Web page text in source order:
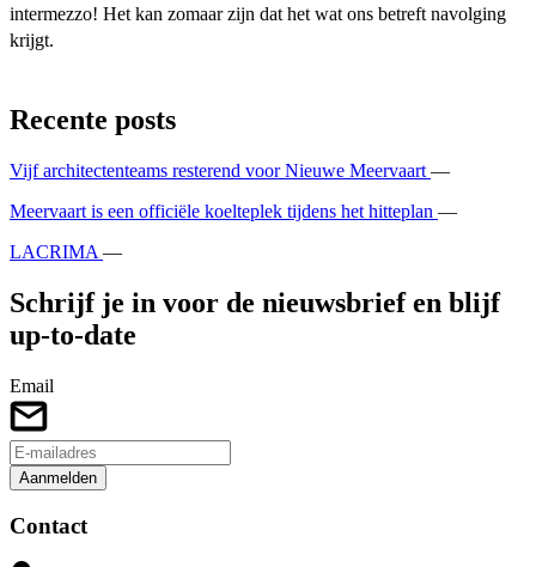
intermezzo! Het kan zomaar zijn dat het wat ons betreft navolging
krijgt.
Recente posts
Vijf architectenteams resterend voor Nieuwe Meervaart —
Meervaart is een officiële koelteplek tijdens het hitteplan —
LACRIMA —
Schrijf je in voor de nieuwsbrief en blijf
up-to-date
Email
Aanmelden
Contact